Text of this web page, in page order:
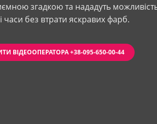
згадкою та нададуть
часи без втрати яскравих фарб.
ВІДЕООПЕРАТОРА +38-095-650-00-44